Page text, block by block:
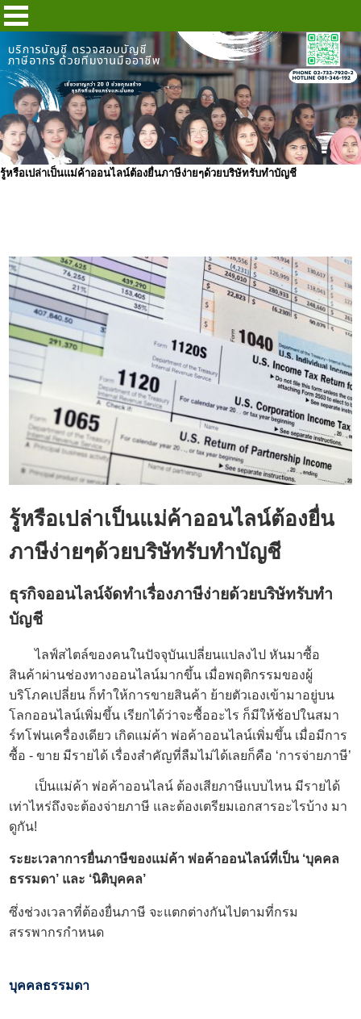
รู้หรือเปล่าเป็นแม่ค้าออนไลน์ต้องยื่นภาษีง่ายๆด้วยบริษัทรับทำบัญชี
รู้หรือเปล่าเป็นแม่ค้าออนไลน์ต้องยื่น
ภาษีง่ายๆด้วยบริษัทรับทำบัญชี
ธุรกิจออนไลน์จัดทำเรื่องภาษีง่ายด้วยบริษัทรับทำ
บัญชี
ไลฟ์สไตล์ของคนในปัจจุบันเปลี่ยนแปลงไป หันมาซื้อ
สินค้าผ่านช่องทางออนไลน์มากขึ้น เมื่อพฤติกรรมของผู้
บริโภคเปลี่ยน ก็ทำให้การขายสินค้า ย้ายตัวเองเข้ามาอยู่บน
โลกออนไลน์เพิ่มขึ้น เรียกได้ว่าจะซื้ออะไร ก็มีให้ช้อปในสมา
ร์ทโฟนเครื่องเดียว เกิดแม่ค้า พ่อค้าออนไลน์เพิ่มขึ้น เมื่อมีการ
ซื้อ - ขาย มีรายได้ เรื่องสำคัญที่ลืมไม่ได้เลยก็คือ ‘การจ่ายภาษี’
เป็นแม่ค้า พ่อค้าออนไลน์ ต้องเสียภาษีแบบไหน มีรายได้
เท่าไหร่ถึงจะต้องจ่ายภาษี และต้องเตรียมเอกสารอะไรบ้าง มา
ดูกัน!
ระยะเวลาการยื่นภาษีของแม่ค้า พ่อค้าออนไลน์ที่เป็น ‘บุคคล
ธรรมดา’ และ ‘นิติบุคคล’
ซึ่งช่วงเวลาที่ต้องยื่นภาษี จะแตกต่างกันไปตามที่กรม
สรรพากรกำหนด
บุคคลธรรมดา